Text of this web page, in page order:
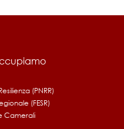
alla
2026
(PNRR)
(FESR)
Camerali